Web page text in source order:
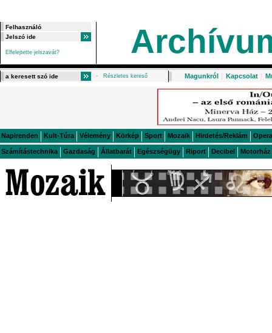
Elfelejtette jelszavát?
Részletes kereső Magunkról | Kapcsolat |
Napirenden Kult-Túra Vélemény Körkép Sport Mozaik Hirdetés/Reklám Opera
Számítástechnika Gazdaság Állatbarát Egészségügy Riport Decibel Motorház